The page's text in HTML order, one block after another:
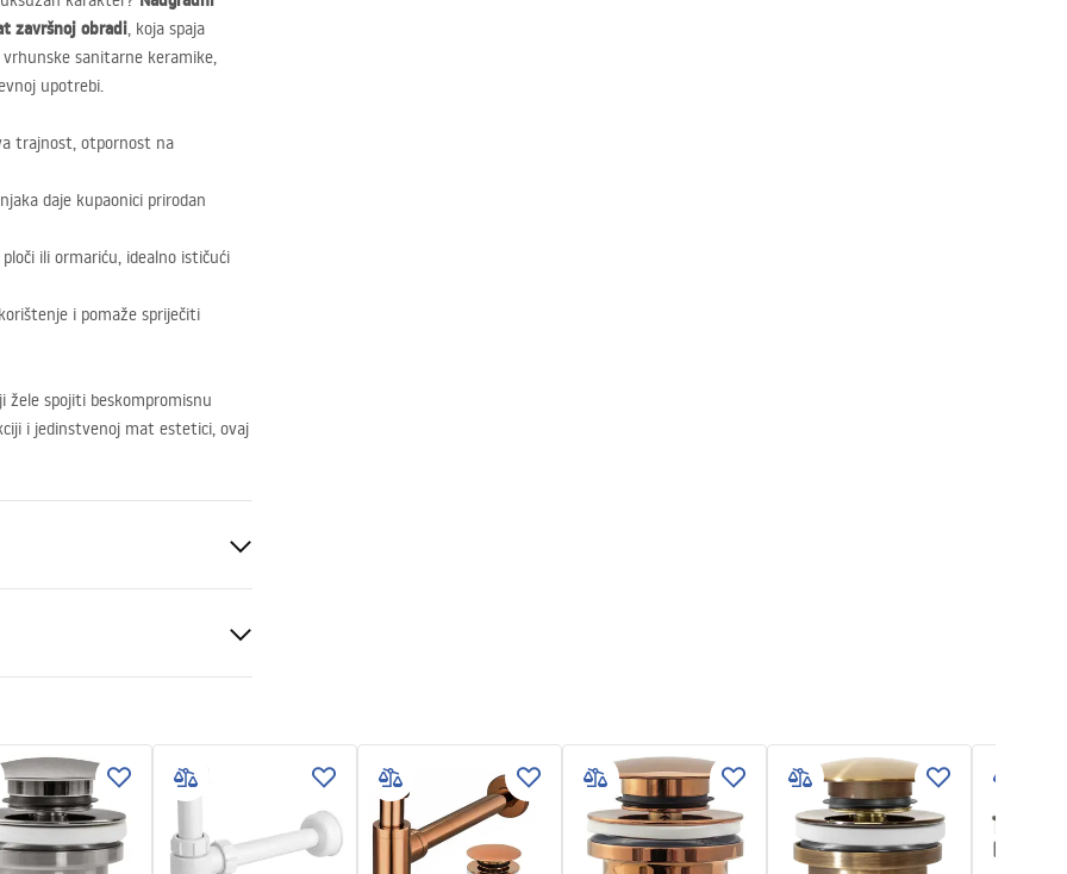
završnoj obradi, koja spaja
sanitarne keramike,
upotrebi.
trajnost, otpornost na
daje kupaonici prirodan
ili ormariću, idealno ističući
i pomaže spriječiti
žele spojiti beskompromisnu
i jedinstvenoj mat estetici, ovaj
kamena
MINI AIAX SHINY